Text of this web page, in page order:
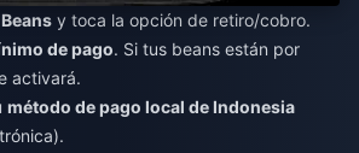
y toca la opción de retiro/cobro.
de pago. Si tus beans están por
activará.
método de pago local de Indonesia